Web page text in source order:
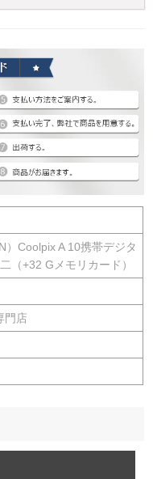
）Coolpix A 10携帯デジタ
（+32 Gメモリカード）
門店